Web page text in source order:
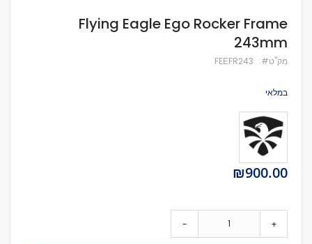
לדלג
להתחלה
של
תמונות
Flying Eagle Ego Rocker Frame
243mm
מק''ט FEЕFR243
במלאי
₪900.00
- +